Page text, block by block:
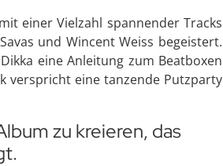
einer Vielzahl spannender Tracks
und Wincent Weiss begeistert.
eine Anleitung zum Beatboxen
verspricht eine tanzende Putzparty
zu kreieren, das